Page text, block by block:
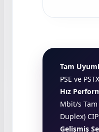
Tam
PSE ve
Hız
Mbit/s
Duplex)
Gelişmiş